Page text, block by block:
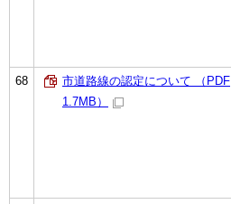
68
市道路線の認定について （PDF
1.7MB）